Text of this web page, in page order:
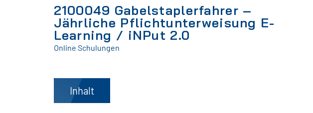
2100049 Gabelstaplerfahrer –
Jährliche Pflichtunterweisung E-
Learning / iNPut 2.0
Online Schulungen
Inhalt